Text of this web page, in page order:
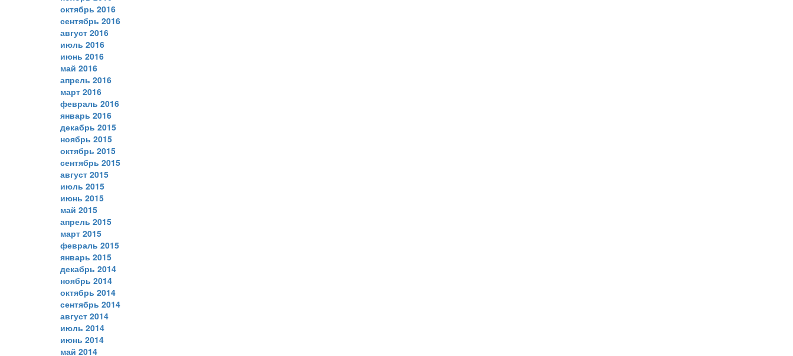
октябрь 2016
сентябрь 2016
август 2016
июль 2016
июнь 2016
май 2016
апрель 2016
март 2016
февраль 2016
январь 2016
декабрь 2015
ноябрь 2015
октябрь 2015
сентябрь 2015
август 2015
июль 2015
июнь 2015
май 2015
апрель 2015
март 2015
февраль 2015
январь 2015
декабрь 2014
ноябрь 2014
октябрь 2014
сентябрь 2014
август 2014
июль 2014
июнь 2014
май 2014